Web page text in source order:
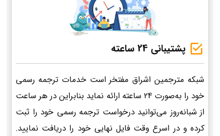
پشتیبانی 24 ساعته
شبکه مترجمین اشراق مفتخر است خدمات ترجمه رسمی
خود را به‌صورت 24 ساعته ارائه نماید بنابراین در هر ساعت
از شبانه‌روز می‌توانید درخواست ترجمه رسمی خود را ثبت
کرده و در اسرع وقت فایل نهایی خود را دریافت نمایید.